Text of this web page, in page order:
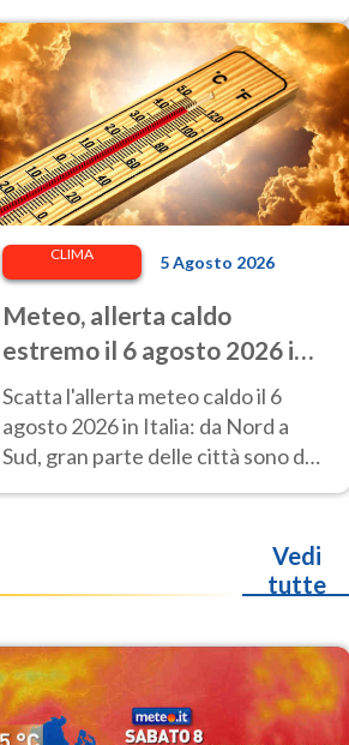
Veneto.
CLIMA 5 Agosto 2026
Meteo, allerta caldo
estremo il 6 agosto 2026 in
27 città: Italia da bollino
rosso
Scatta l'allerta meteo caldo il 6
agosto 2026 in Italia: da Nord a
Sud, gran parte delle città sono da
Vedi
tutte